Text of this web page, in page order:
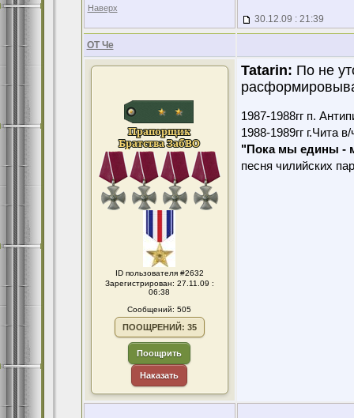
Наверх
30.12.09 : 21:39
ОТ Че
ID пользователя #2632
Зарегистрирован: 27.11.09 :
06:38
Сообщений: 505
ПООЩРЕНИЙ: 35
Поощрить
Наказать
Tatarin: По не
1987-1988гг п.
1988-1989гг г.Чита
"Пока мы едины -
песня чилийских